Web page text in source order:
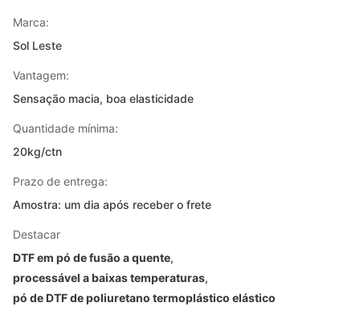
Marca:
Sol Leste
Vantagem:
Sensação macia, boa elasticidade
Quantidade mínima:
20kg/ctn
Prazo de entrega:
Amostra: um dia após receber o frete
Destacar
DTF em pó de fusão a quente,
processável a baixas temperaturas,
pó de DTF de poliuretano termoplástico elástico